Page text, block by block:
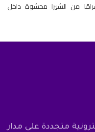
350 كيلوغرامًا من الشيرا محشوة داخل
متجددة على مدار